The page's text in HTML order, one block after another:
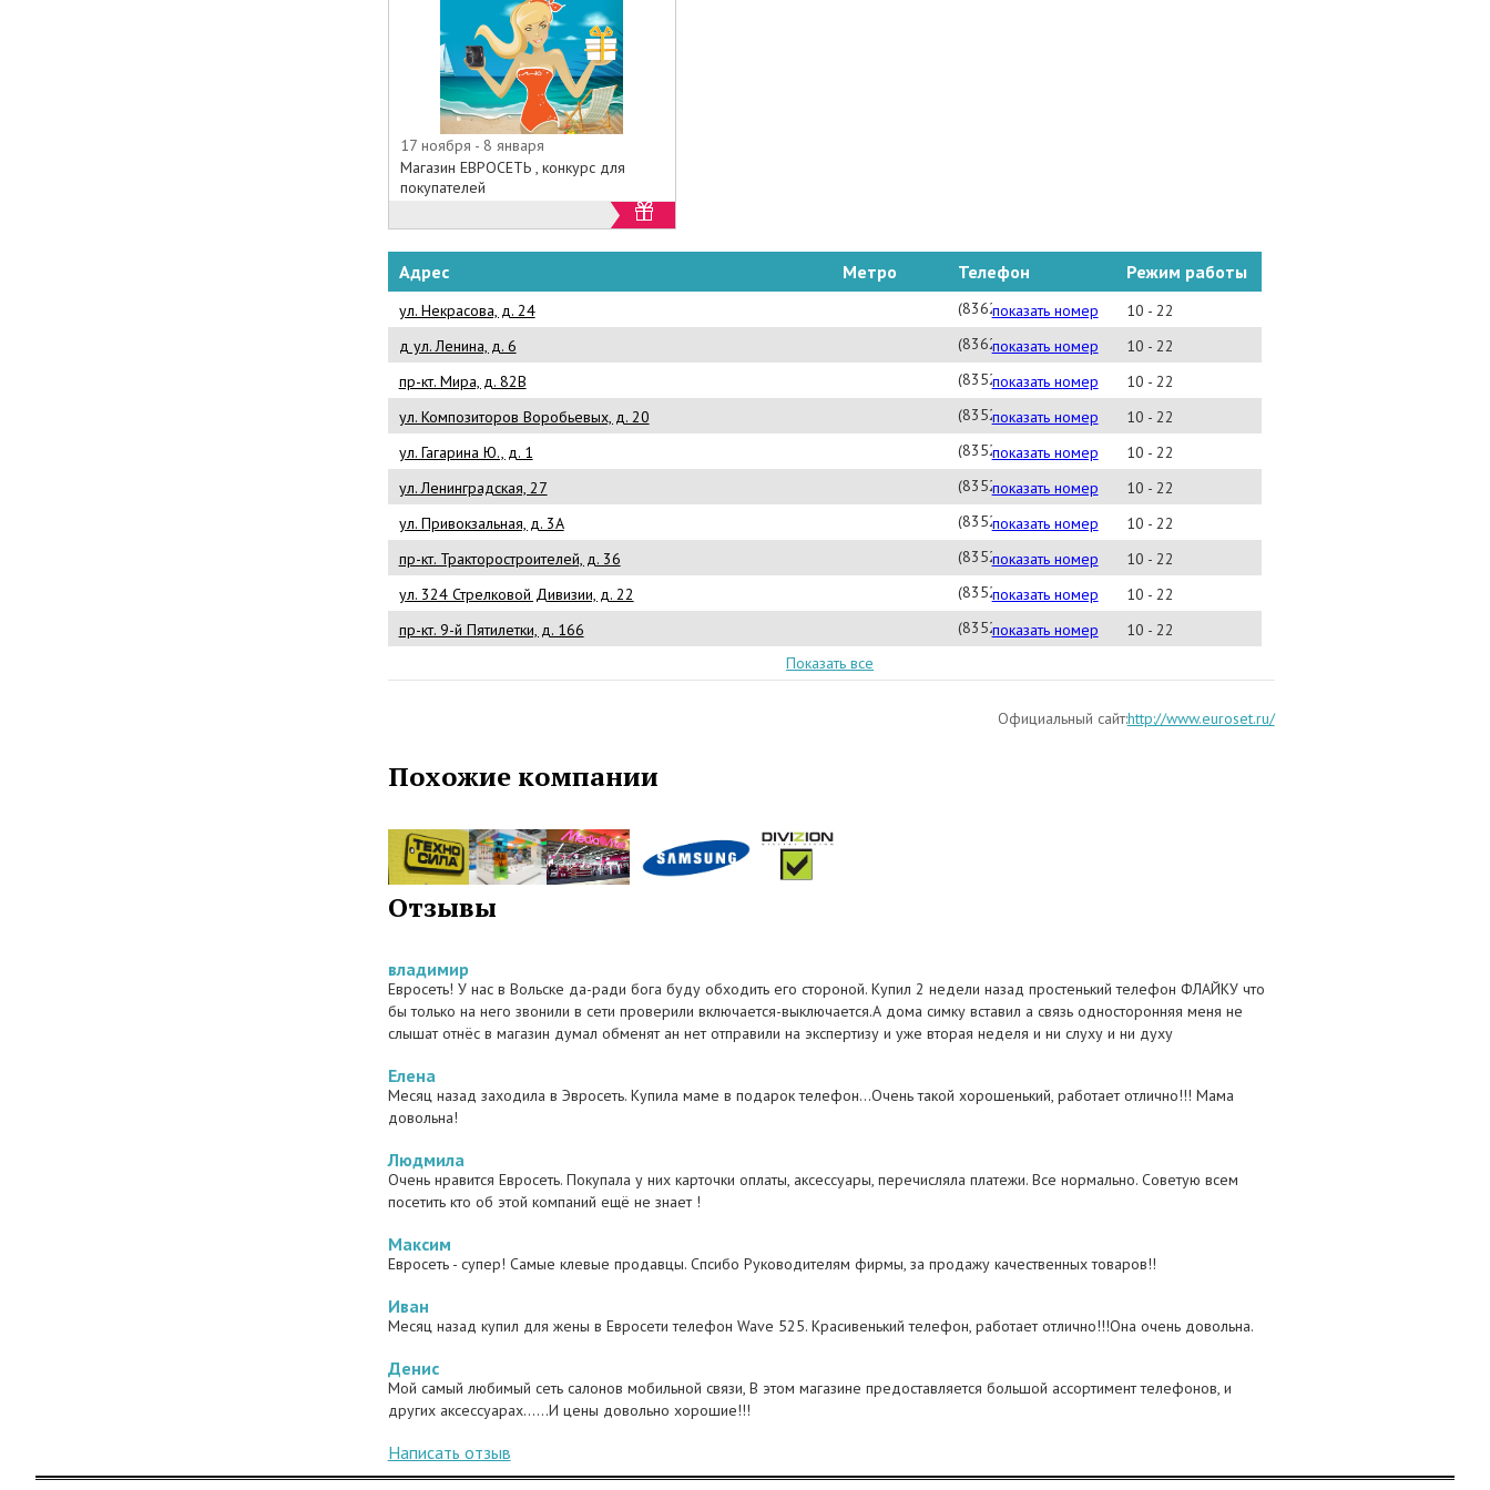
17 ноября - 8 января
Магазин ЕВРОСЕТЬ , конкурс для
покупателей
Адрес Метро Телефон Режим работы
ул. Некрасова, д. 24 (8362)33-00-00(#24688)
показать номер
10 - 22
д ул. Ленина, д. 6
(8362)33-00-00(#24696)
показать номер
10 - 22
пр-кт. Мира, д. 82В
(8352)280-00(#24430)
показать номер
10 - 22
ул. Композиторов Воробьевых, д. 20
(8352)280-00(#24695)
показать номер
10 - 22
ул. Гагарина Ю., д. 1
(8352)280-00(#24673)
показать номер
10 - 22
ул. Ленинградская, 27
(8352)280-00(#24685)
показать номер
10 - 22
ул. Привокзальная, д. 3А
(8352)280-00(#24413)
показать номер
10 - 22
пр-кт. Тракторостроителей, д. 36
(8352)280-00(#24572)
показать номер
10 - 22
ул. 324 Стрелковой Дивизии, д. 22
(8352)280-00(#24551)
показать номер
10 - 22
пр-кт. 9-й Пятилетки, д. 166
(8352)280-00(#24558)
показать номер
10 - 22
Показать все
Официальный сайт:http://www.euroset.ru/
Похожие компании
Отзывы
владимир
Евросеть! У нас в Вольске да-ради бога буду обходить его стороной. Купил 2 недели назад простенький телефон ФЛАЙКУ что
бы только на него звонили в сети проверили включается-выключается.А дома симку вставил а связь односторонняя меня не
слышат отнёс в магазин думал обменят ан нет отправили на экспертизу и уже вторая неделя и ни слуху и ни духу
Елена
Месяц назад заходила в Эвросеть. Купила маме в подарок телефон...Очень такой хорошенький, работает отлично!!! Мама
довольна!
Людмила
Очень нравится Евросеть. Покупала у них карточки оплаты, аксессуары, перечисляла платежи. Все нормально. Советую всем
посетить кто об этой компаний ещё не знает !
Максим
Евросеть - супер! Самые клевые продавцы. Спсибо Руководителям фирмы, за продажу качественных товаров!!
Иван
Месяц назад купил для жены в Евросети телефон Wave 525. Красивенький телефон, работает отлично!!!Она очень довольна.
Денис
Мой самый любимый сеть салонов мобильной связи, В этом магазине предоставляется большой ассортимент телефонов, и
других аксессуарах......И цены довольно хорошие!!!
Написать отзыв